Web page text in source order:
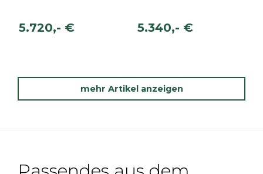
5.720,- € 5.340,- €
mehr Artikel anzeigen